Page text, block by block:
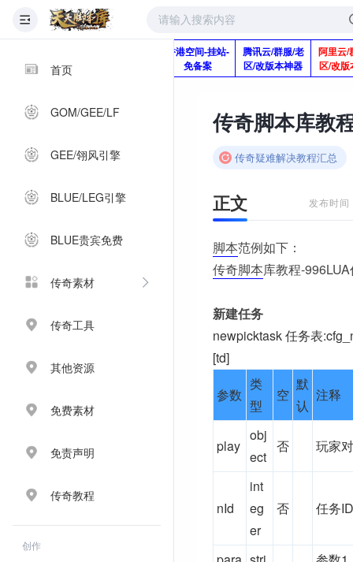
首页
GOM/GEE/LF
GEE/翎风引擎
BLUE/LEG引擎
BLUE贵宾免费
传奇素材
传奇工具
其他资源
免费素材
免责声明
传奇教程
创作
Q920992345
香港空间-挂站-
免备案
腾讯云/群服/老
区/改版本神器
阿里云/
区/改版
传奇疑难解决教程汇总
正文 发布时
脚本范例如下：
传奇脚本库教程-
新建任务
newpicktask 任务表
[td]
参数
类
型
空
默
认
注释
play
obj
ect
否 玩家
nId
int
eg
er
否 任务ID